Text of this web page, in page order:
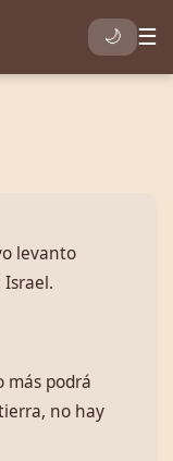
🌙 ☰
levanto
Israel.
más podrá
no hay